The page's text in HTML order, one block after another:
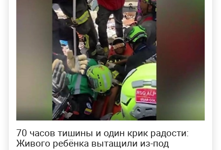
70 часов тишины и один крик радости:
Живого ребёнка вытащили из-под